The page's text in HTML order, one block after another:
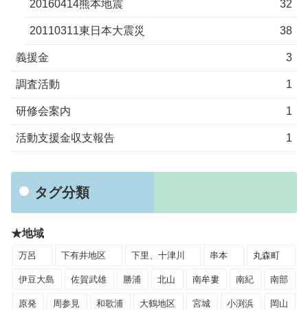
20160414熊本地震 32
20110311東日本大震災 38
義援金 3
調査活動 1
研修会案内 1
活動支援金収支報告 1
タグ分類
★地域
万呂 下有井地区 下里、十津川 串本 丸森町
伊豆大島 佐賀武雄 勝浦 北山 南牟婁 南紀 南部
原発 周参見 和歌浦 大鶴地区 宮城 小渕浜 岡山